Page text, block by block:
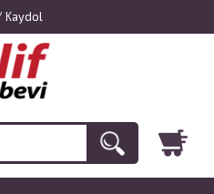
Kaydol